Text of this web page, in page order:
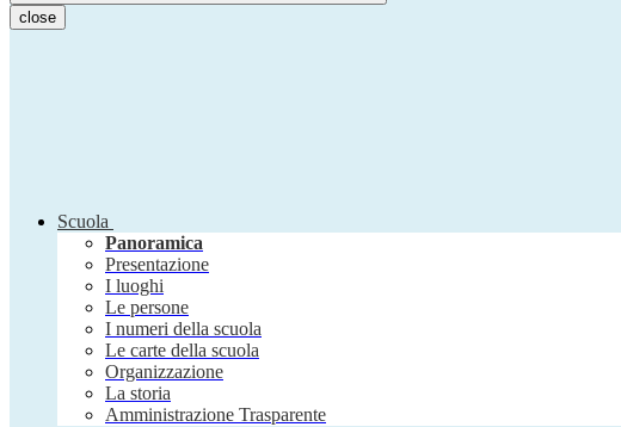
close
Scuola
Panoramica
Presentazione
I luoghi
Le persone
I numeri della scuola
Le carte della scuola
Organizzazione
La storia
Amministrazione Trasparente